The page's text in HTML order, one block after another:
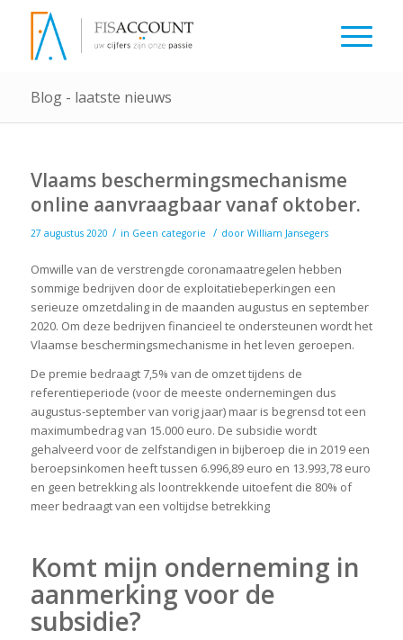
Blog - laatste nieuws
Vlaams beschermingsmechanisme
online aanvraagbaar vanaf oktober.
27 augustus 2020 / in Geen categorie / door William Jansegers
Omwille van de verstrengde coronamaatregelen hebben
sommige bedrijven door de exploitatiebeperkingen een
serieuze omzetdaling in de maanden augustus en september
2020. Om deze bedrijven financieel te ondersteunen wordt het
Vlaamse beschermingsmechanisme in het leven geroepen.
De premie bedraagt 7,5% van de omzet tijdens de
referentieperiode (voor de meeste ondernemingen dus
augustus-september van vorig jaar) maar is begrensd tot een
maximumbedrag van 15.000 euro. De subsidie wordt
gehalveerd voor de zelfstandigen in bijberoep die in 2019 een
beroepsinkomen heeft tussen 6.996,89 euro en 13.993,78 euro
en geen betrekking als loontrekkende uitoefent die 80% of
meer bedraagt van een voltijdse betrekking
Komt mijn onderneming in
aanmerking voor de
subsidie?